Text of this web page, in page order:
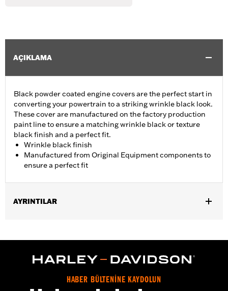
AÇIKLAMA
Black powder coated engine covers are the perfect start in
converting your powertrain to a striking wrinkle black look.
These cover are manufactured on the factory production
paint line to ensure a matching wrinkle black or texture
black finish and a perfect fit.
Wrinkle black finish
Manufactured from Original Equipment components to
ensure a perfect fit
AYRINTILAR
In the Box: Cam Cover Only
Removing and installing engine covers may require
HABER BÜLTENİNE KAYDOLUN